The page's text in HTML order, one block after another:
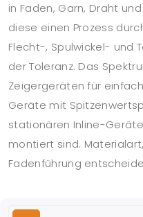
in Faden, Garn, Draht
diese einen Prozess
Flecht-, Spulwickel- und
der Toleranz. Das
Zeigergeräten für
Geräte mit
stationären Inline-
montiert sind.
Fadenführung